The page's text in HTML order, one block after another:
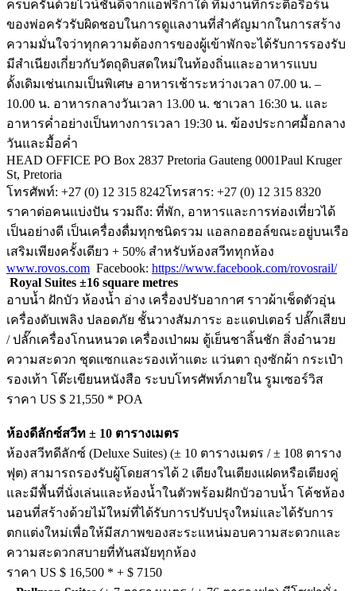
ครบครันด้วยไวน์ชั้นดีจากแอฟริกาใต้ ทีมงานที่กระตือรือร้น
ของพ่อครัวรับผิดชอบในการดูแลงานที่สำคัญมากในการสร้าง
ความมั่นใจว่าทุกความต้องการของผู้เข้าพักจะได้รับการรองรับ
มีสำเนียงเกี่ยวกับวัตถุดิบสดใหม่ในท้องถิ่นและอาหารแบบ
ดั้งเดิมเช่นเกมเป็นพิเศษ อาหารเช้าระหว่างเวลา 07.00 น. –
10.00 น. อาหารกลางวันเวลา 13.00 น. ชาเวลา 16:30 น. และ
อาหารค่ำอย่างเป็นทางการเวลา 19:30 น. ฆ้องประกาศมื้อกลาง
วันและมื้อค่ำ
HEAD OFFICE PO Box 2837 Pretoria Gauteng 0001Paul Kruger
St, Pretoria
โทรศัพท์: +27 (0) 12 315 8242โทรสาร: +27 (0) 12 315 8320
ราคาต่อคนแบ่งปัน รวมถึง: ที่พัก, อาหารและการท่องเที่ยวได้
เป็นอย่างดี เป็นเครื่องดื่มทุกชนิดรวม แอลกอฮอล์ขณะอยู่บนเรือ
เสริมเพียงครั้งเดียว + 50% สำหรับห้องสวีททุกห้อง
www.rovos.com Facebook: https://www.facebook.com/rovosrail/
Royal Suites ±16 square metres
อาบน้ำ ฝักบัว ห้องน้ำ อ่าง เครื่องปรับอากาศ ราวผ้าเช็ดตัวอุ่น
เครื่องดับเพลิง ปลอดภัย ชั้นวางสัมภาระ อะแดปเตอร์ ปลั๊กเสียบ
/ ปลั๊กเครื่องโกนหนวด เครื่องเป่าผม ตู้เย็นชาลิ้นชัก สิ่งอำนวย
ความสะดวก ชุดแซกและรองเท้าแตะ แว่นตา ถุงซักผ้า กระเป๋า
รองเท้า โต๊ะเขียนหนังสือ ระบบโทรศัพท์ภายใน รูมเซอร์วิส
ราคา US $ 21,550 * POA
ห้องดีลักซ์สวีท ± 10 ตารางเมตร
ห้องสวีทดีลักซ์ (Deluxe Suites) (± 10 ตารางเมตร / ± 108 ตาราง
ฟุต) สามารถรองรับผู้โดยสารได้ 2 เตียงในเตียงแฝดหรือเตียงคู่
และมีพื้นที่นั่งเล่นและห้องน้ำในตัวพร้อมฝักบัวอาบน้ำ โค้ชห้อง
นอนที่สร้างด้วยไม้ใหม่ที่ได้รับการปรับปรุงใหม่และได้รับการ
ตกแต่งใหม่เพื่อให้มีสภาพของสะระแหน่มอบความสะดวกและ
ความสะดวกสบายที่ทันสมัยทุกห้อง
ราคา US $ 16,500 * + $ 7150